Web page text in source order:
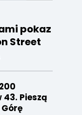
pokaz
Street
Pieszą